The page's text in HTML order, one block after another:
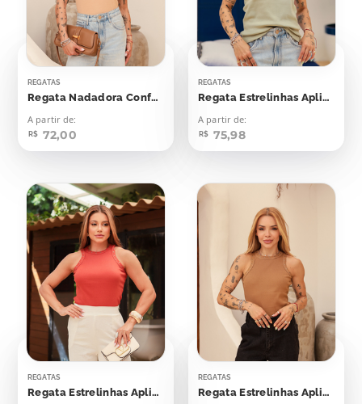
REGATAS
Regata Nadadora Confort Bolinhas Aplicação
A partir de:
R$ 72,00
REGATAS
Regata Estrelinhas Aplicação
A partir de:
R$ 75,98
REGATAS
Regata Estrelinhas Aplicação
REGATAS
Regata Estrelinhas Aplicação